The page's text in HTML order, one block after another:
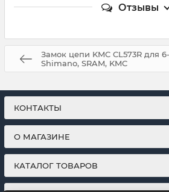
Отзывы
Замок цепи KMC CL573R для
Shimano, SRAM, KMC
КОНТАКТЫ
О МАГАЗИНЕ
КАТАЛОГ ТОВАРОВ